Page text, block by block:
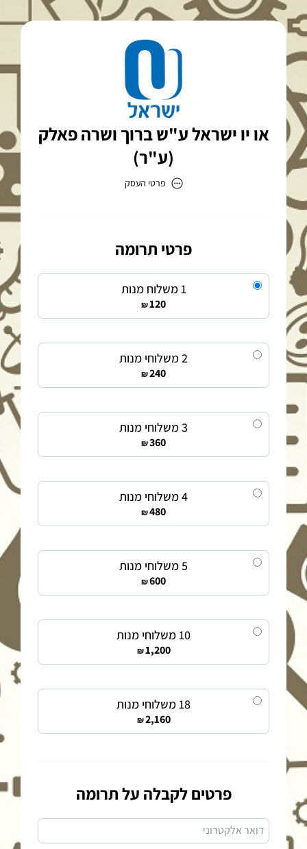
או יו ישראל ע"ש ברוך ושרה פאלק
(ע"ר)
פרטי העסק
פרטי תרומה
1 משלוח מנות
120
₪
2 משלוחי מנות
240
₪
3 משלוחי מנות
360
₪
4 משלוחי מנות
480
₪
5 משלוחי מנות
600
₪
10 משלוחי מנות
1,200
₪
18 משלוחי מנות
2,160
₪
פרטים לקבלה על תרומה
דואר אלקטרוני